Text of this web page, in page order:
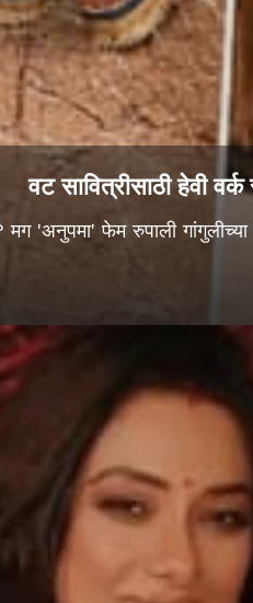
वट सावित्रीसाठी हेवी
मग 'अनुपमा' फेम रुपाली